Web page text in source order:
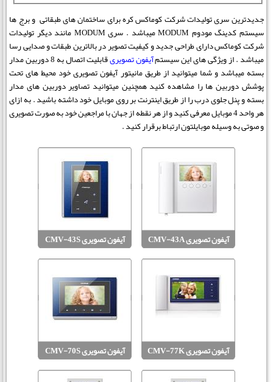
جدیدترین سری تولیدات شرکت کوماکس کره برای ساختمان های طبقاتی و برج ها
سیستم کدینگ مودوم MODUM میباشد . سری MODUM مانند دیگر تولیدات
شرکت کوماکس دارای طراحی جدید و کیفیت تصویر در بالاترین طبقات و صدایی رسا
میباشد . از ویژگی های این سیستمآیفون تصویری
قابلیت اتصال به 8 دوربین مدار
بسته میباشد و شما میتوانید از طریق مانیتور آیفون تصویری خود محیط های تحت
پوشش دوربین ها را مشاهده کنید همچنین میتوانید تصاویر دوربین های مدار
بسته و پنل جلوی درب را از طریق اینترنت بر روی موبایل خود داشته باشید . به ازای
هر واحد 4 موبایل معرفی کنید و از هر نقطه از جهان با مراجعین خود به صورت تصویری
و صوتی به وسیله موبایلتون ارتباط برقرار کنید .
آیفون تصویری CMV-43A
MODUM
آیفون تصویری CMV-43S
MODUM
آیفون تصویری CMV-77K
MODUM
آیفون تصویری CMV-70S
MODUM